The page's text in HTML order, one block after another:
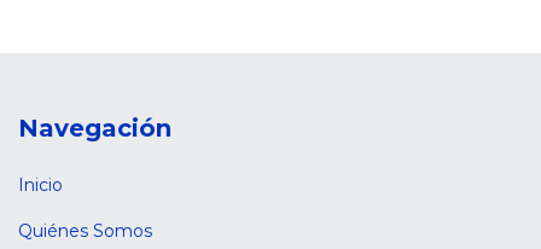
Navegación
Inicio
Quiénes Somos